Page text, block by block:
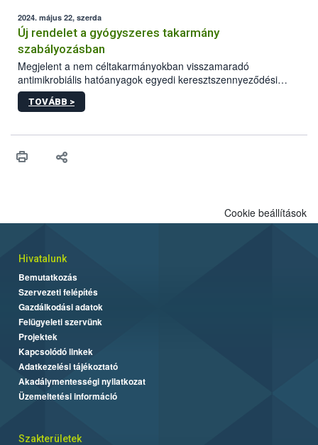
2024. május 22, szerda
Új rendelet a gyógyszeres takarmány
szabályozásban
Megjelent a nem céltakarmányokban visszamaradó
antimikrobiális hatóanyagok egyedi keresztszennyeződési
határértékeinek és ezen anyagokra vonatkozó analitikai
módszerek megállapításáról szóló EU rendelet.
TOVÁBB >
Cookie beállítások
Hivatalunk
Bemutatkozás
Szervezeti felépítés
Gazdálkodási adatok
Felügyeleti szervünk
Projektek
Kapcsolódó linkek
Adatkezelési tájékoztató
Akadálymentességi nyilatkozat
Üzemeltetési információ
Szakterületek